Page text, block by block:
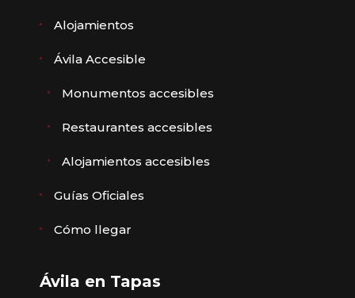
Alojamientos
Ávila Accesible
Monumentos accesibles
Restaurantes accesibles
Alojamientos accesibles
Guías Oficiales
Cómo llegar
Ávila en Tapas